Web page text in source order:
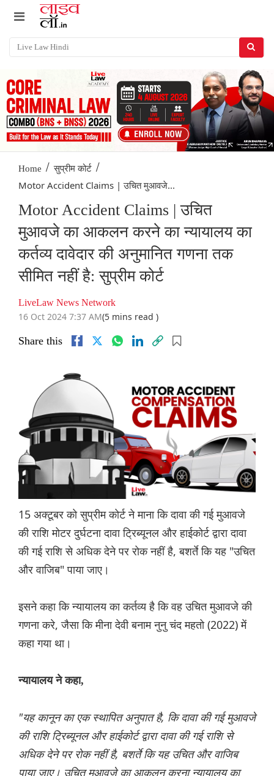
Home / सुप्रीम कोर्ट /
Motor Accident Claims | उचित मुआवजे...
Motor Accident Claims | उचित
मुआवजे का आकलन करने का न्यायालय का
कर्तव्य दावेदार की अनुमानित गणना तक
सीमित नहीं है: सुप्रीम कोर्ट
LiveLaw News Network
16 Oct 2024 7:37 AM(5 mins read )
Share this
15 अक्टूबर को सुप्रीम कोर्ट ने माना कि दावा की गई मुआवजे
की राशि मोटर दुर्घटना दावा ट्रिब्यूनल और हाईकोर्ट द्वारा दावा
की गई राशि से अधिक देने पर रोक नहीं है, बशर्ते कि यह "उचित
और वाजिब" पाया जाए।
इसने कहा कि न्यायालय का कर्तव्य है कि वह उचित मुआवजे की
गणना करे, जैसा कि मीना देवी बनाम नुनु चंद महतो (2022) में
कहा गया था।
न्यायालय ने कहा,
"यह कानून का एक स्थापित अनुपात है, कि दावा की गई मुआवजे
की राशि ट्रिब्यूनल और हाईकोर्ट द्वारा दावा की गई राशि से
अधिक देने पर रोक नहीं है, बशर्ते कि यह उचित और वाजिब
पाया जाए। उचित मुआवजे का आकलन करना न्यायालय का